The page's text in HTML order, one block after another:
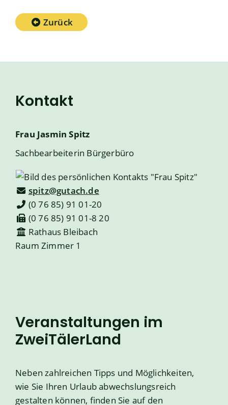
Zurück
Kontakt
Frau Jasmin Spitz
Sachbearbeiterin Bürgerbüro
spitz@gutach.de
(0 76 85) 91 01-20
(0 76 85) 91 01-8 20
Rathaus Bleibach
Raum Zimmer 1
Veranstaltungen im
ZweiTälerLand
Neben zahlreichen Tipps und Möglichkeiten,
wie Sie Ihren Urlaub abwechslungsreich
gestalten können, finden Sie auf den